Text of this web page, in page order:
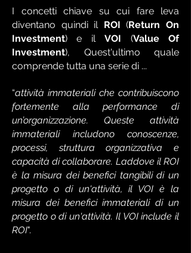
I concetti chiave su cui fare leva
diventano quindi il ROI (Return On
Investment) e ilVOI (Value Of
Investment), Quest'ultimo quale
comprende tutta una serie di ...
“attività immateriali che contribuiscono
fortemente alla performance di
un’organizzazione. Queste attività
immateriali includono conoscenze,
processi, struttura organizzativa e
capacità di collaborare. Laddove il ROI
è la misura dei benefici tangibili di un
progetto o di un'attività, il VOI è la
misura dei benefici immateriali di un
progetto o di un'attività. Il VOI include il
ROI".